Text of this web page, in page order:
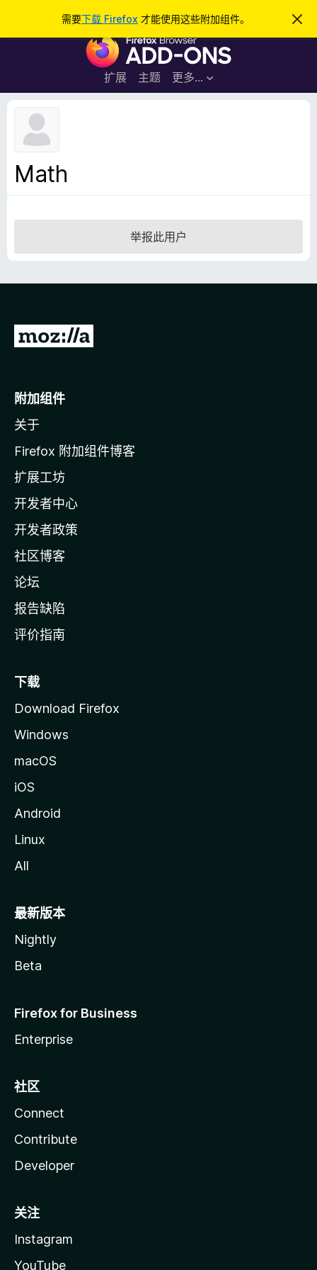
需要下载 Firefox 才能使用这些附加组件。
忽
此
F
r
e
加
组
扩展 主题 更多…
登录
Math
举报此用户
转
o
i
l
a
主
页
附加组件
关于
Firefox 附加组件博客
扩展工坊
开发者中心
开发者政策
社区博客
论坛
报告缺陷
评价指南
下载
Download Firefox
Windows
macOS
iOS
Android
Linux
All
最新版本
Nightly
Beta
Firefox for Business
Enterprise
社区
Connect
Contribute
Developer
关注
Instagram
YouTube